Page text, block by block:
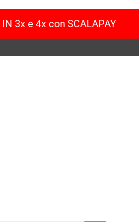
3x e 4x con SCALAPAY